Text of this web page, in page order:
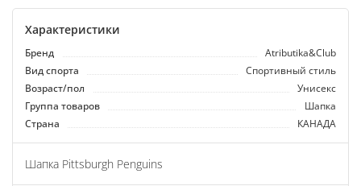
Характеристики
Бренд
Atributika&Club
Вид спорта
Спортивный стиль
Возраст/пол
Унисекс
Группа товаров
Шапка
Страна
КАНАДА
Шапка Pittsburgh Penguins